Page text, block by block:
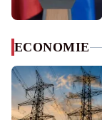
ECONOMIE